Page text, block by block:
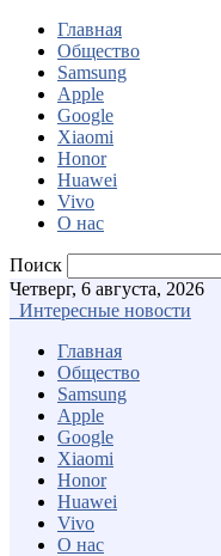
Главная
Общество
Samsung
Apple
Google
Xiaomi
Honor
Huawei
Vivo
О нас
Поиск
Четверг, 6 августа, 2026
Интересные новости
Главная
Общество
Samsung
Apple
Google
Xiaomi
Honor
Huawei
Vivo
О нас